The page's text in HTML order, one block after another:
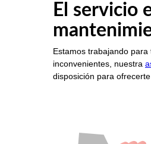
El servicio
Estamos trabajando
inconvenientes, nuestra
disposición para